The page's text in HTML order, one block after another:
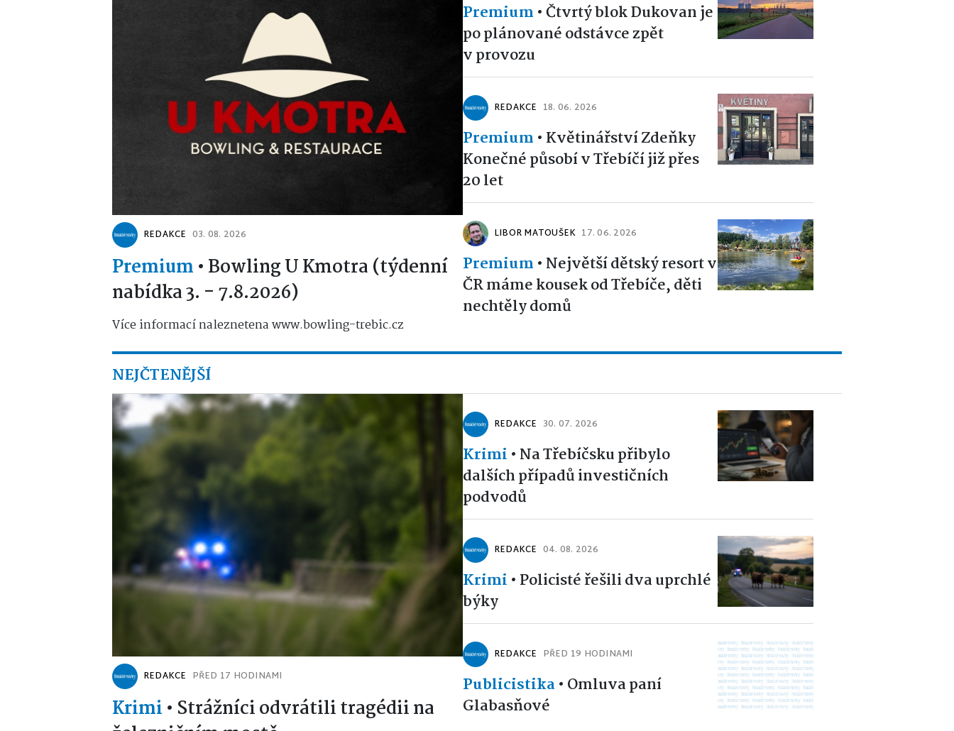
REDAKCE 03. 08. 2026
Premium • Bowling U Kmotra (týdenní
nabídka 3. - 7.8.2026)
Více informací naleznetena www.bowling-trebic.cz
Premium •Čtvrtý blok Dukovan je
po plánované odstávce zpět
v provozu
REDAKCE 18. 06. 2026
Premium • Květinářství Zdeňky
Konečné působí v Třebíčí již přes
20 let
LIBOR MATOUŠEK 17. 06. 2026
Premium • Největší dětský resort v
ČR máme kousek od Třebíče, děti
nechtěly domů
NEJČTENĚJŠÍ
REDAKCE PŘED 17 HODINAMI
Krimi • Strážníci odvrátili tragédii na
REDAKCE 30. 07. 2026
Krimi • Na Třebíčsku přibylo
dalších případů investičních
podvodů
REDAKCE 04. 08. 2026
Krimi • Policisté řešili dva uprchlé
býky
REDAKCE PŘED 19 HODINAMI
Publicistika• Omluva paní
Glabasňové